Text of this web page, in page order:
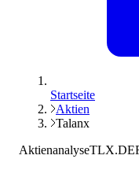
Startseite
Aktien
Talanx
AktienanalyseTLX.DE